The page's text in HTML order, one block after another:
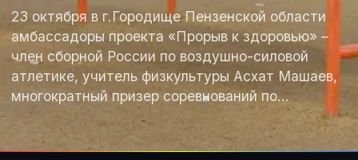
23 октября в г.Городище Пензенской области
амбассадоры проекта «Прорыв к здоровью» –
член сборной России по воздушно-силовой
атлетике, учитель физкультуры Асхат Машаев,
многократный призер соревнований по…